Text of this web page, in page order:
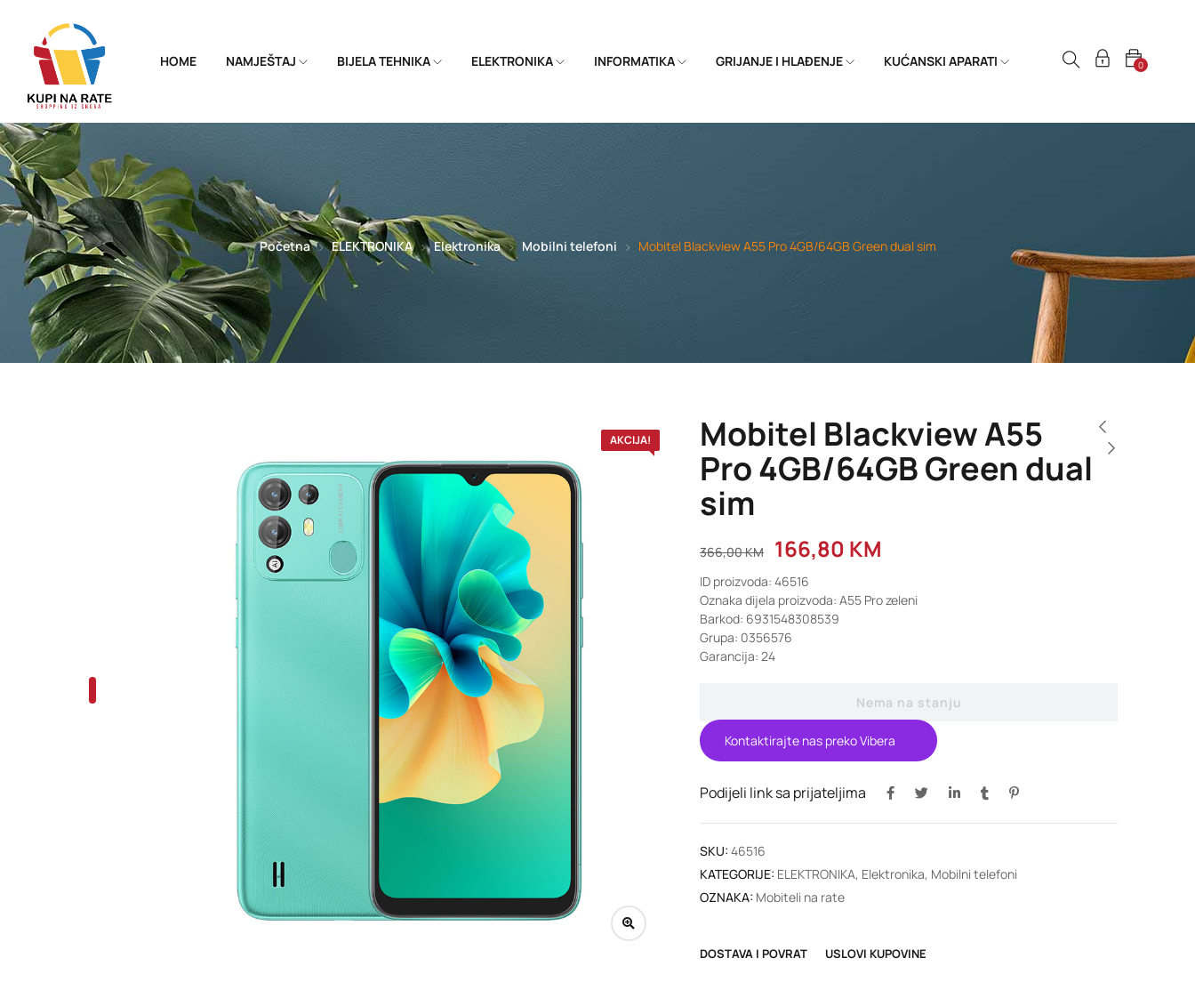
HOME NAMJEŠTAJ BIJELA TEHNIKA ELEKTRONIKA INFORMATIKA GRIJANJE I HLAĐENJE KUĆANSKI APARATI 0
Početna ELEKTRONIKA Elektronika Mobilni telefoni Mobitel Blackview A55 Pro 4GB/64GB Green dual sim
AKCIJA! Mobitel Blackview A55
Pro 4GB/64GB Green dual
sim
366,00KM 166,80 KM
ID proizvoda: 46516
Oznaka dijela proizvoda: A55 Pro zeleni
Barkod: 6931548308539
Grupa: 0356576
Garancija: 24
Nema na stanju
Kontaktirajte nas preko Vibera
Podijeli link sa prijateljima
SKU: 46516
KATEGORIJE: ELEKTRONIKA, Elektronika, Mobilni telefoni
OZNAKA: Mobiteli na rate
DOSTAVA I POVRAT USLOVI KUPOVINE